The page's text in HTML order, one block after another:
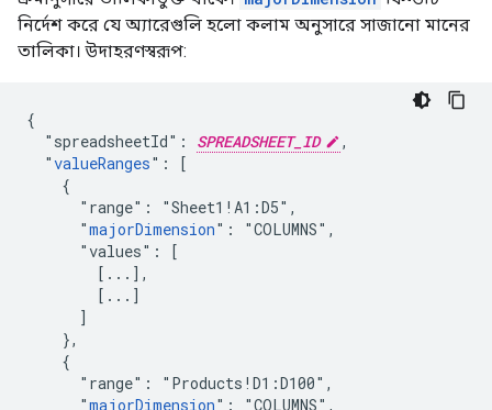
নির্দেশ করে যে অ্যারেগুলি হলো কলাম অনুসারে সাজানো মানের
তালিকা। উদাহরণস্বরূপ:
{
  "spreadsheetId":
SPREADSHEET_ID
,
  "
valueRanges": [
    {
      "range": "Sheet1!A1:D5",
      "
majorDimension": "COLUMNS",
      "values": [
        [...],
        [...]
      ]
    },
    {
      "range": "Products!D1:D100",
      "
majorDimension": "COLUMNS",